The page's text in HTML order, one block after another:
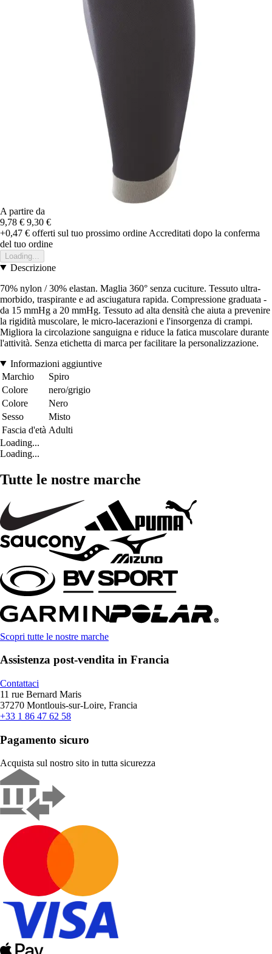
A partire da
9,78 € 9,30 €
+0,47 € offerti sul tuo prossimo ordine Accreditati dopo la conferma
del tuo ordine
Loading...
Descrizione
70% nylon / 30% elastan. Maglia 360° senza cuciture. Tessuto ultra-
morbido, traspirante e ad asciugatura rapida. Compressione graduata -
da 15 mmHg a 20 mmHg. Tessuto ad alta densità che aiuta a prevenire
la rigidità muscolare, le micro-lacerazioni e l'insorgenza di crampi.
Migliora la circolazione sanguigna e riduce la fatica muscolare durante
l'attività. Senza etichetta di marca per facilitare la personalizzazione.
Informazioni aggiuntive
Marchio
Spiro
Colore
nero/grigio
Colore
Nero
Sesso
Misto
Fascia d'età Adulti
Loading...
Loading...
Tutte le nostre marche
Scopri tutte le nostre marche
Assistenza post-vendita in Francia
Contattaci
11 rue Bernard Maris
37270 Montlouis-sur-Loire, Francia
+33 1 86 47 62 58
Pagamento sicuro
Acquista sul nostro sito in tutta sicurezza